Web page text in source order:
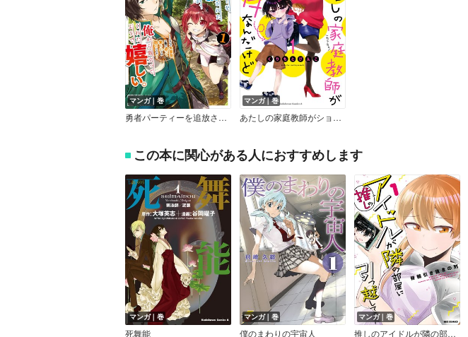
マンガ｜巻
勇者パーティーを追放された俺だが、俺から巣立ってくれたようで嬉しい。……なので大聖女、お前に追って来られては困るのだが？（コミック）【デジタル版限定特典付き】
マンガ｜巻
あたしの家庭教師がショタなんだけど
この本に関心がある人におすすめします
マンガ｜巻
死舞能
マンガ｜巻
僕のまわりの宇宙人
マンガ｜巻
推しのアイドルが隣の部屋に引っ越してきた